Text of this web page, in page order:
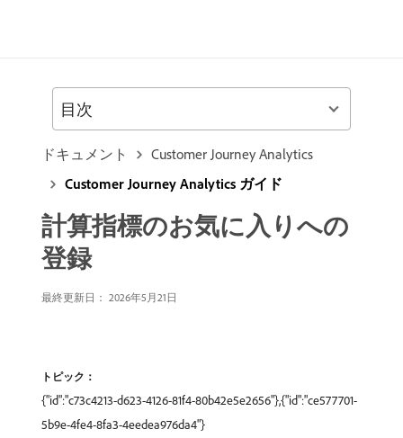
ドキュメント
Customer Journey Analytics
Customer Journey Analytics ガイド
計算指標のお気に入りへの
登録
最終更新日： 2026年5月21日
トピック：
{"id":"c73c4213-d623-4126-81f4-80b42e5e2656"},{"id":"ce577701-
5b9e-4fe4-8fa3-4eedea976da4"}
目次